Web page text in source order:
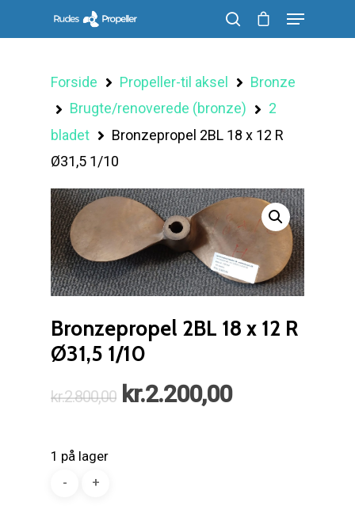
Forside Propeller-til aksel
Bronze
Brugte/renoverede (bronze)
2
bladet
Bronzepropel 2BL 18 x 12 R
Ø31,5 1/10
Bronzepropel 2BL 18 x 12 R
Ø31,5 1/10
kr.2.800,00 Den
kr.2.200,00Den
1 på lager